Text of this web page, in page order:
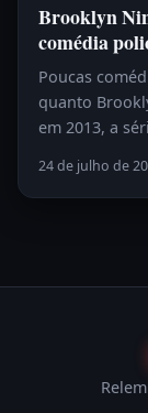
Brooklyn
comédia
Poucas
quanto
em 2013, a
24 de julho de